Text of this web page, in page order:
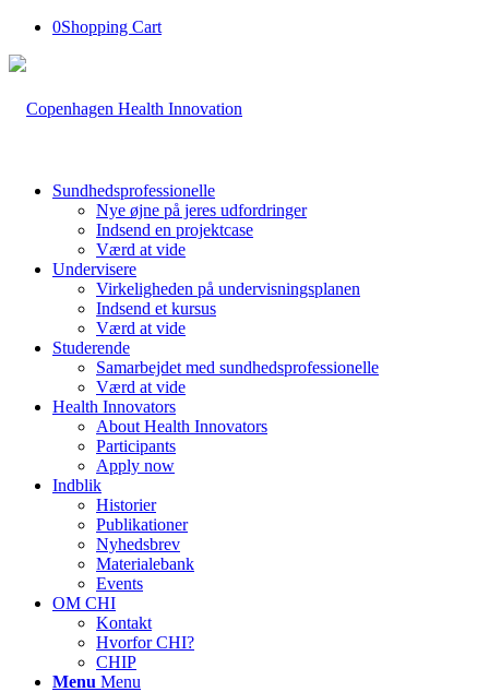
0Shopping Cart
Sundhedsprofessionelle
Nye øjne på jeres udfordringer
Indsend en projektcase
Værd at vide
Undervisere
Virkeligheden på undervisningsplanen
Indsend et kursus
Værd at vide
Studerende
Samarbejdet med sundhedsprofessionelle
Værd at vide
Health Innovators
About Health Innovators
Participants
Apply now
Indblik
Historier
Publikationer
Nyhedsbrev
Materialebank
Events
OM CHI
Kontakt
Hvorfor CHI?
CHIP
Menu Menu